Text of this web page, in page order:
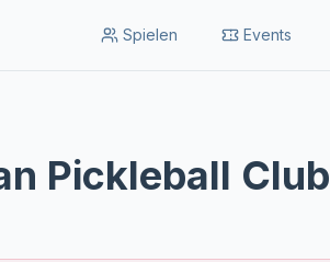
Spielen Events
Pickleball Club